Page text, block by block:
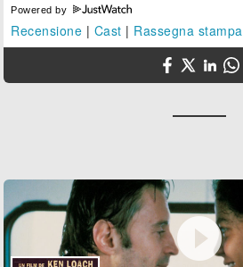
Powered by
Recensione | Cast | Rassegna stampa
